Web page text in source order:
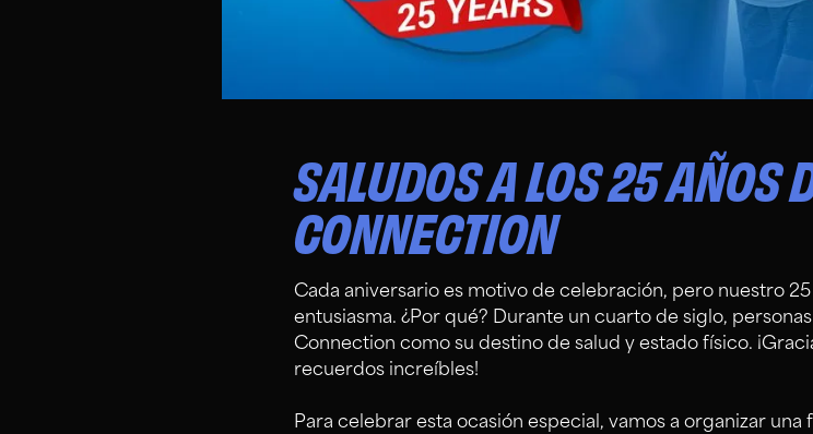
SALUDOS A LOS 25 AÑOS
CONNECTION
Cada aniversario es motivo de celebración, pero nuestro
entusiasma. ¿Por qué? Durante un cuarto de siglo,
Connection como su destino de salud y estado físico.
recuerdos increíbles!
Para celebrar esta ocasión especial, vamos a organizar